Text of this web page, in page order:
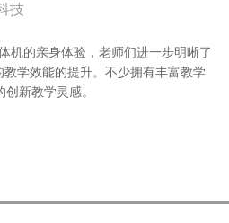
技
机的亲身体验，老师们进一步明晰了
学效能的提升。不少拥有丰富教学
新教学灵感。